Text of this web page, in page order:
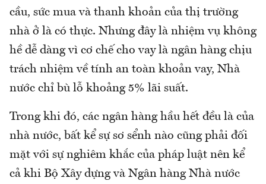
cầu, sức mua và thanh khoản của thị trường
nhà ở là có thực. Nhưng đây là nhiệm vụ không
hề dễ dàng vì cơ chế cho vay là ngân hàng chịu
trách nhiệm về tính an toàn khoản vay, Nhà
nước chỉ bù lỗ khoảng 5% lãi suất.
Trong khi đó, các ngân hàng hầu hết đều là của
nhà nước, bất kể sự sơ sểnh nào cũng phải đối
mặt với sự nghiêm khắc của pháp luật nên kể
cả khi Bộ Xây dựng và Ngân hàng Nhà nước